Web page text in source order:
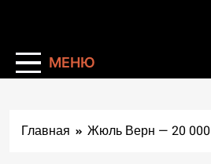
МЕНЮ
Главная Жюль Верн — 20 000